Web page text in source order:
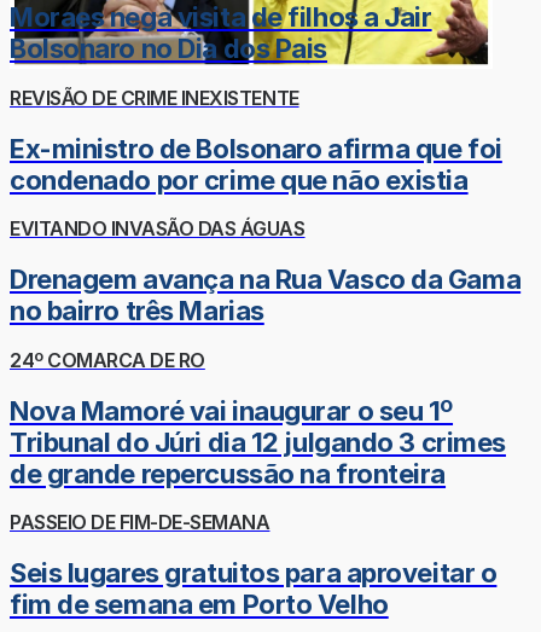
Moraes nega visita de filhos a Jair
Bolsonaro no Dia dos Pais
REVISÃO DE CRIME INEXISTENTE
Ex-ministro de Bolsonaro afirma que foi
condenado por crime que não existia
EVITANDO INVASÃO DAS ÁGUAS
Drenagem avança na Rua Vasco da Gama
no bairro três Marias
24º COMARCA DE RO
Nova Mamoré vai inaugurar o seu 1º
Tribunal do Júri dia 12 julgando 3 crimes
de grande repercussão na fronteira
PASSEIO DE FIM-DE-SEMANA
Seis lugares gratuitos para aproveitar o
fim de semana em Porto Velho